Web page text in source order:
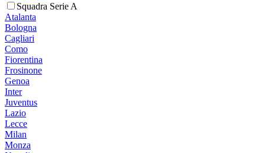
Squadra Serie A
Atalanta
Bologna
Cagliari
Como
Fiorentina
Frosinone
Genoa
Inter
Juventus
Lazio
Lecce
Milan
Monza